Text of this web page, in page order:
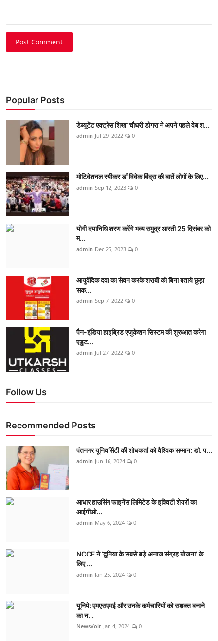
Post Comment
Popular Posts
डेब्यूटेंट एक्ट्रेस शिखा चौधरी डोगरा ने अपने पहले वेब श...
admin Jul 29, 2022 0
मोटिवेशनल स्पीकर डॉ विवेक बिंद्रा की बातें लोगों के लिए...
admin Sep 12, 2023 0
योगी दयानिधि शरण करेंगे भव्य समुद्र आरती 25 दिसंबर को
म...
admin Dec 25, 2023 0
आयुर्वेदिक दवा का सेवन करके शराबी को बिना बताये छुड़ा
सक...
admin Sep 7, 2022 0
पैन-इंडिया हाइब्रिड एजुकेशन सिस्टम की शुरुआत करेगा
एडुट...
admin Jul 27, 2022 0
Follow Us
Recommended Posts
पंतनगर यूनिवर्सिटी की शोधकर्ता को वैश्विक सम्मान: डॉ. प...
admin Jun 16, 2024 0
आधार हाउसिंग फाइनेंस लिमिटेड के इक्विटी शेयरों का
आईपीओ...
admin May 6, 2024 0
NCCF ने ‘दुनिया के सबसे बड़े अनाज संग्रह योजना’ के
लिए ...
admin Jan 25, 2024 0
यूनिपे: एमएसएमई और उनके कर्मचारियों को सशक्त बनाने
का न...
NewsVoir Jan 4, 2024 0